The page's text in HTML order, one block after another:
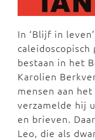
In ‘Blijf in
bestaan in het
Karolien
mensen aan
verzamelde hij
en brieven.
Leo, die als